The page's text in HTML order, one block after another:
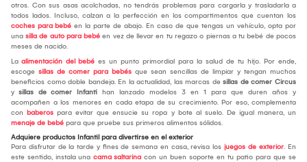
otros. Con sus asas acolchadas, no tendrás problemas para cargarla y trasladarla a
todos lados. Incluso, calzan a la perfección en los compartimentos que cuentan los
coches para bebé en la parte de abajo. En caso de que tengas un vehículo, opta por
una silla de auto para bebé en vez de llevar en tu regazo o piernas a tu bebé de pocos
meses de nacido.
La alimentación del bebé es un punto primordial para la salud de tu hijo. Por ende,
escoge sillas de comer para bebés que sean sencillas de limpiar y tengan muchos
beneficios como doble bandeja. En la actualidad, las marcas de sillas de comer Circus
y sillas de comer Infanti han lanzado modelos 3 en 1 para que duren años y
acompañen a los menores en cada etapa de su crecimiento. Por eso, complementa
con baberos para evitar que ensucie su ropa y bote al suelo. De igual manera, un
menaje de bebé para que pruebe sus primeros alimentos sólidos.
Adquiere productos Infantil para divertirse en el exterior
Para disfrutar de la tarde y fines de semana en casa, revisa los juegos de exterior. En
este sentido, instala una cama saltarina con un buen soporte en tu patio para que se